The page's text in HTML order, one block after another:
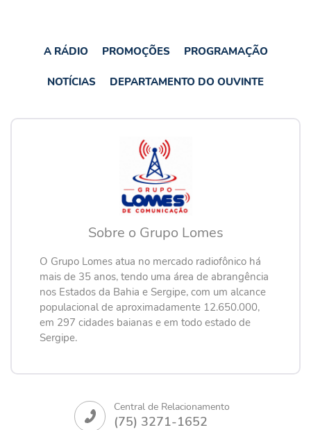
A RÁDIO PROMOÇÕES PROGRAMAÇÃO
NOTÍCIAS DEPARTAMENTO DO OUVINTE
Sobre o Grupo Lomes
O Grupo Lomes atua no mercado radiofônico há
mais de 35 anos, tendo uma área de abrangência
nos Estados da Bahia e Sergipe, com um alcance
populacional de aproximadamente 12.650.000,
em 297 cidades baianas e em todo estado de
Sergipe.
Central de Relacionamento
(75) 3271-1652